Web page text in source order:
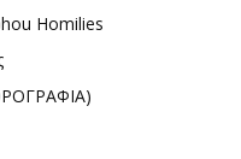
Homilies